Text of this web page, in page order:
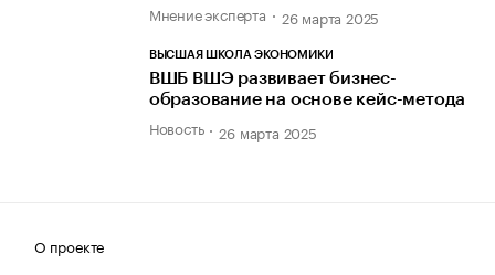
Мнение эксперта 26 марта 2025
ВЫСШАЯ ШКОЛА ЭКОНОМИКИ
ВШБ ВШЭ развивает бизнес-
образование на основе кейс-метода
Новость 26 марта 2025
О проекте